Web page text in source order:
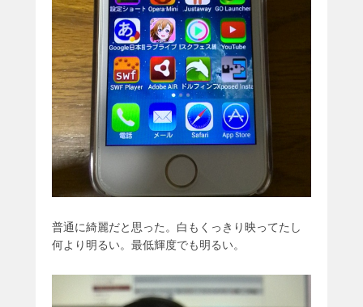
普通に綺麗だと思った。白もくっきり映ってたし
何より明るい。最低輝度でも明るい。